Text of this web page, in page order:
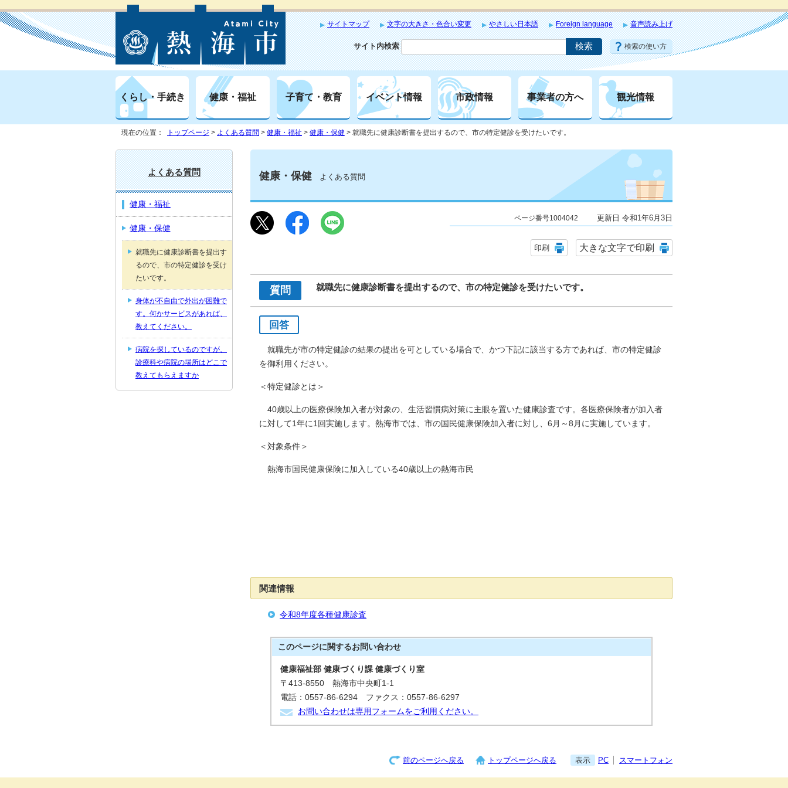
サイトマップ 文字の大きさ・色合い変更 やさしい日本語 Foreign language 音声読み上げ
サイト内検索 検索の使い方
くらし・手続き 健康・福祉 子育て・教育 イベント情報 市政情報 事業者の方へ 観光情報
現在の位置： トップページ > よくある質問 > 健康・福祉 > 健康・保健 > 就職先に健康診断書を提出するので、市の特定健診を受けたいです。
健康・保健 よくある質問
ページ番号1004042 更新日 令和1年6月3日
印刷 大きな文字で印刷
質問 就職先に健康診断書を提出するので、市の特定健診を受けたいです。
回答
就職先が市の特定健診の結果の提出を可としている場合で、かつ下記に該当する方であれば、市の特定健診
を御利用ください。
＜特定健診とは＞
40歳以上の医療保険加入者が対象の、生活習慣病対策に主眼を置いた健康診査です。各医療保険者が加入者
に対して1年に1回実施します。熱海市では、市の国民健康保険加入者に対し、6月～8月に実施しています。
＜対象条件＞
熱海市国民健康保険に加入している40歳以上の熱海市民
関連情報
令和8年度各種健康診査
このページに関するお問い合わせ
健康福祉部 健康づくり課 健康づくり室
〒413-8550 熱海市中央町1-1
電話：0557-86-6294 ファクス：0557-86-6297
お問い合わせは専用フォームをご利用ください。
よくある質問
健康・福祉
健康・保健
就職先に健康診断書を提出す
るので、市の特定健診を受け
たいです。
身体が不自由で外出が困難で
す。何かサービスがあれば、
教えてください。
病院を探しているのですが、
診療科や病院の場所はどこで
教えてもらえますか
前のページへ戻る トップページへ戻る 表示 PC スマートフォン